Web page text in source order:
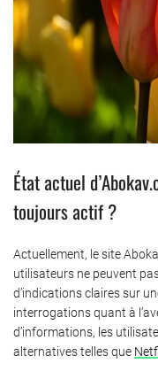
État actuel
toujours actif ?
Actuellement, le site
utilisateurs ne peuvent
d’indications claires sur
interrogations quant à
d’informations, les
alternatives telles que